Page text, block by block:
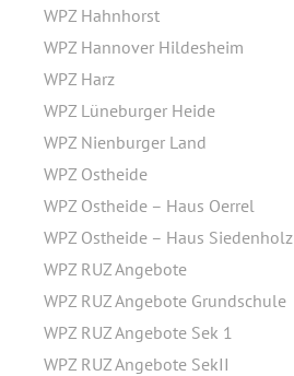
WPZ Hahnhorst
WPZ Hannover Hildesheim
WPZ Harz
WPZ Lüneburger Heide
WPZ Nienburger Land
WPZ Ostheide
WPZ Ostheide – Haus Oerrel
WPZ Ostheide – Haus Siedenholz
WPZ RUZ Angebote
WPZ RUZ Angebote Grundschule
WPZ RUZ Angebote Sek 1
WPZ RUZ Angebote SekII